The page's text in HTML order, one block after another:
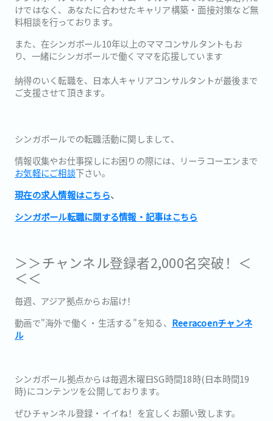
けではなく、あなたに合わせたキャリア構築・面接対策など無
料相談を行っております。
また、在シンガポール10年以上のママコンサルタントもお
り、一緒にシンガポールで働くママを応援しています
納得のいく転職を、日本人キャリアコンサルタントが最後まで
ご支援させて頂きます。
シンガポールでの転職活動に関しまして、
情報収集やお仕事探しにお困りの際には、リーラコーエンまで
お気軽にご相談下さい。
現在の求人情報はこちら、
シンガポール転職に関する情報・記事はこちら
＞＞チャンネル登録者2,000名突破！＜
＜＜
毎週、アジア拠点からお届け！
動画で"海外で働く・生活する"を知る、 Reeracoenチャンネ
ル
シンガポール拠点からは毎週木曜日SG時間18時(日本時間19
時)にコンテンツを公開しております。
ぜひチャンネル登録・イイね！を宜しくお願い致します。